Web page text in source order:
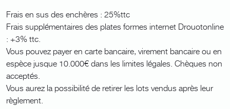
Frais en sus des enchères : 25%ttc
Frais supplémentaires des plates formes internet Drouotonline
: +3% ttc.
Vous pouvez payer en carte bancaire, virement bancaire ou en
espèce jusque 10.000€ dans les limites légales. Chèques non
acceptés.
Vous aurez la possibilité de retirer les lots vendus après leur
règlement.